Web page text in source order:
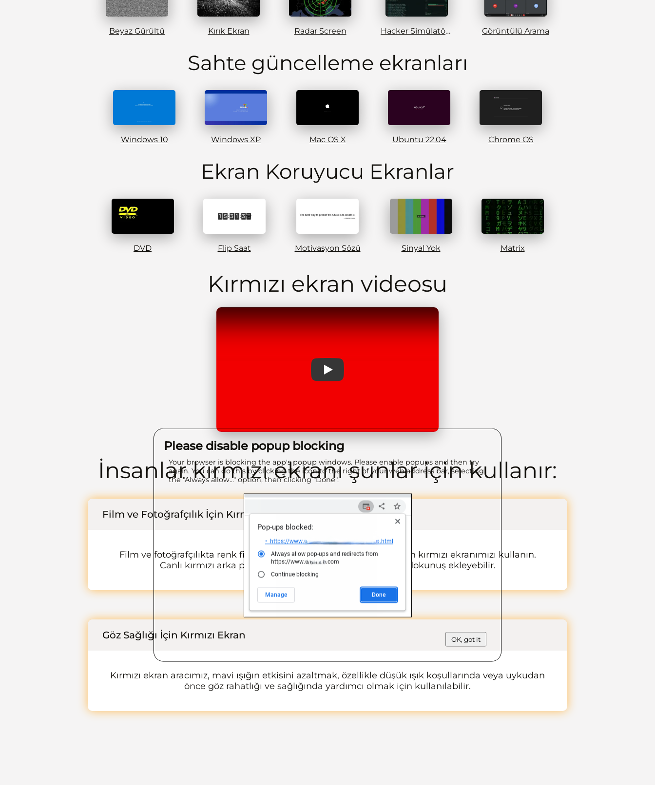
Kırmızı ekran videosu
Play
Beyaz Gürültü Kırık Ekran Radar Screen Hacker Simülatörü Görüntülü Arama
Sahte güncelleme ekranları
Windows 10 Windows XP Mac OS X Ubuntu 22.04 Chrome OS
Ekran Koruyucu Ekranlar
DVD Flip Saat Motivasyon Sözü Sinyal Yok Matrix
İnsanlar kırmızı ekranı şunlar için kullanır:
Film ve Fotoğrafçılık İçin Kırmızı Ekran
Film ve fotoğrafçılıkta renk filtreleri ve efektlerle deney yapmak için kırmızı ekranımızı kullanın.
Canlı kırmızı arka plan, kompozisyonunuza dramatik bir dokunuş ekleyebilir.
Göz Sağlığı İçin Kırmızı Ekran
Kırmızı ekran aracımız, mavi ışığın etkisini azaltmak, özellikle düşük ışık koşullarında veya uykudan
önce göz rahatlığı ve sağlığında yardımcı olmak için kullanılabilir.
Please disable popup blocking
Your browser is blocking the app's popup windows. Please enable popups and then try
again. You can do this by clicking the icon to the right of your web address bar, selecting
the "Always allow..." option, then clicking "Done".
OK, got it